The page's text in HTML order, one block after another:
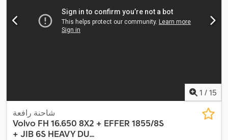
1 / 15
شاحنة رافعة
Volvo FH 16.650 8X2 + EFFER 1855/8S
+ JIB 6S HEAVY DU...